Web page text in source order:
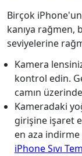
Birçok
kanıya rağmen,
seviyelerine
Kamera
kontrol edin.
camın
Kameradaki
girişine işaret
en aza indirme
iPhone Sıvı